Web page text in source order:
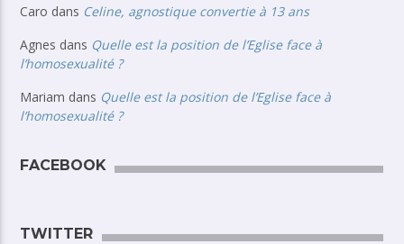
Caro dans Celine, agnostique convertie à 13 ans
Agnes dans Quelle est la position de l’Eglise face à
l’homosexualité ?
Mariam dans Quelle est la position de l’Eglise face à
l’homosexualité ?
FACEBOOK
TWITTER